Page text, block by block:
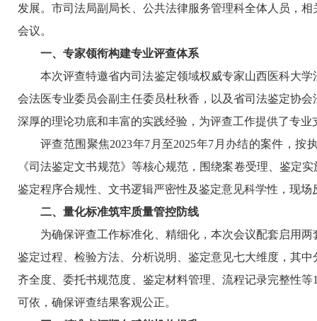
发展。市司法局副局长、公共法律服务管理科全体人员，
会议。
一、专家领衔构建专业评查体系
本次评查特邀省内司法鉴定领域权威专家山西医科大
会法医专业委员会副主任委员杜秋香，以及省司法鉴定协
深厚的理论功底和丰富的实践经验，为评查工作提供了专业
评查范围聚焦2023年7月至2025年7月办结的案件，
《司法鉴定文书规范》等核心规范，围绕案卷受理、鉴定
鉴定程序合规性、文书逻辑严密性及鉴定意见科学性，现
二、量化标准筑牢质量管控防线
为确保评查工作标准化、精细化，本次会议配套启用
鉴定过程、检验方法、分析说明、鉴定意见七大维度，其
齐全度、委托书规范度、鉴定材料管理、流程记录完整性
可依，确保评查结果客观公正。